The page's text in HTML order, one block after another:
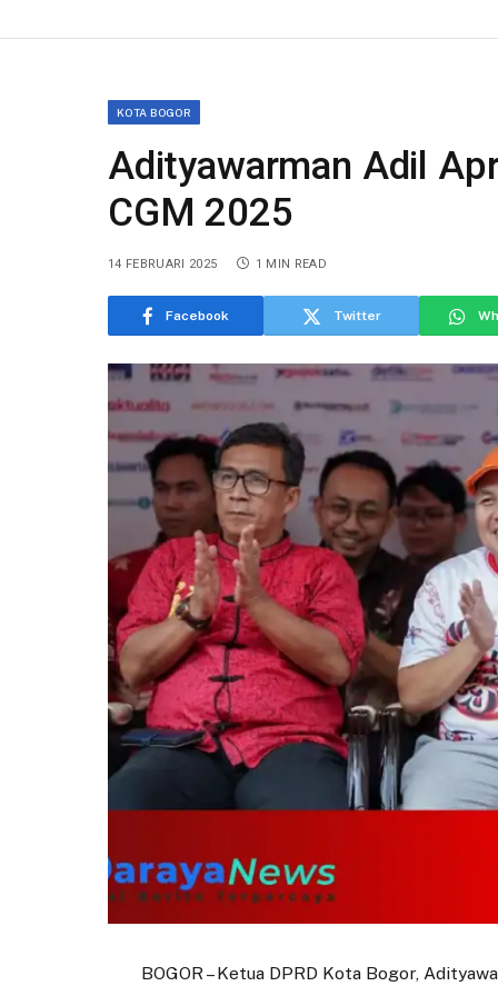
KOTA BOGOR
Adityawarman Adil
CGM 2025
14 FEBRUARI 2025 1 MIN READ
Facebook Twitter
BOGOR – Ketua DPRD Kota Bogor,